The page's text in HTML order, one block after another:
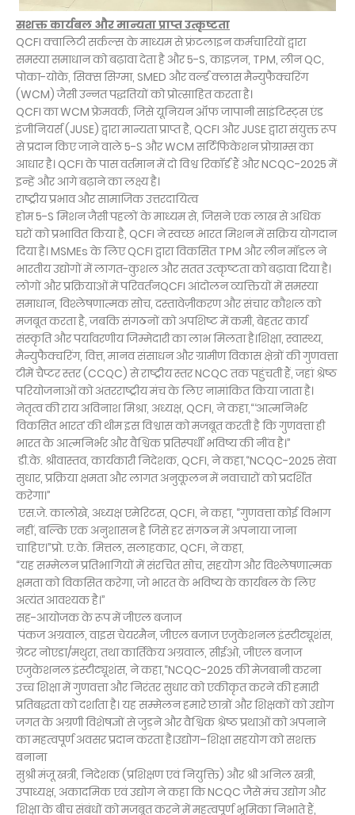
सशक्त कार्यबल और मान्यता प्राप्त उत्कृष्टता
QCFI क्वालिटी सर्कल्स के माध्यम से फ्रंटलाइन कर्मचारियों द्वारा
समस्या समाधान को बढ़ावा देता है और 5-S, काइज़न, TPM, लीन QC,
पोका-योके, सिक्स सिग्मा, SMED और वर्ल्ड क्लास मैन्युफैक्चरिंग
(WCM) जैसी उन्नत पद्धतियों को प्रोत्साहित करता है।
QCFI का WCM फ्रेमवर्क, जिसे यूनियन ऑफ जापानी साइंटिस्ट्स एंड
इंजीनियर्स (JUSE) द्वारा मान्यता प्राप्त है, QCFI और JUSE द्वारा संयुक्त रूप
से प्रदान किए जाने वाले 5-S और WCM सर्टिफिकेशन प्रोग्राम्स का
आधार है। QCFI के पास वर्तमान में दो विश्व रिकॉर्ड हैं और NCQC-2025 में
इन्हें और आगे बढ़ाने का लक्ष्य है।
राष्ट्रीय प्रभाव और सामाजिक उत्तरदायित्व
होम 5-S मिशन जैसी पहलों के माध्यम से, जिसने एक लाख से अधिक
घरों को प्रभावित किया है, QCFI ने स्वच्छ भारत मिशन में सक्रिय योगदान
दिया है। MSMEs के लिए QCFI द्वारा विकसित TPM और लीन मॉडल ने
भारतीय उद्योगों में लागत-कुशल और सतत उत्कृष्टता को बढ़ावा दिया है।
लोगों और प्रक्रियाओं में परिवर्तनQCFI आंदोलन व्यक्तियों में समस्या
समाधान, विश्लेषणात्मक सोच, दस्तावेज़ीकरण और संचार कौशल को
मजबूत करता है, जबकि संगठनों को अपशिष्ट में कमी, बेहतर कार्य
संस्कृति और पर्यावरणीय जिम्मेदारी का लाभ मिलता है।शिक्षा, स्वास्थ्य,
मैन्युफैक्चरिंग, वित्त, मानव संसाधन और ग्रामीण विकास क्षेत्रों की गुणवत्ता
टीमें चैप्टर स्तर (CCQC) से राष्ट्रीय स्तर NCQC तक पहुंचती हैं, जहां श्रेष्ठ
परियोजनाओं को अंतरराष्ट्रीय मंच के लिए नामांकित किया जाता है।
नेतृत्व की राय अविनाश मिश्रा, अध्यक्ष, QCFI, ने कहा,“‘आत्मनिर्भर
विकसित भारत’ की थीम इस विश्वास को मजबूत करती है कि गुणवत्ता ही
भारत के आत्मनिर्भर और वैश्विक प्रतिस्पर्धी भविष्य की नींव है।”
डी.के. श्रीवास्तव, कार्यकारी निदेशक, QCFI, ने कहा,“NCQC-2025 सेवा
सुधार, प्रक्रिया क्षमता और लागत अनुकूलन में नवाचारों को प्रदर्शित
करेगा।”
एस.जे. कालोखे, अध्यक्ष एमेरिटस, QCFI, ने कहा, “गुणवत्ता कोई विभाग
नहीं, बल्कि एक अनुशासन है जिसे हर संगठन में अपनाया जाना
चाहिए।”प्रो. ए.के. मित्तल, सलाहकार, QCFI, ने कहा,
“यह सम्मेलन प्रतिभागियों में संरचित सोच, सहयोग और विश्लेषणात्मक
क्षमता को विकसित करेगा, जो भारत के भविष्य के कार्यबल के लिए
अत्यंत आवश्यक है।”
सह-आयोजक के रूप में जीएल बजाज
पंकज अग्रवाल, वाइस चेयरमैन, जीएल बजाज एजुकेशनल इंस्टीट्यूशंस,
ग्रेटर नोएडा/मथुरा, तथा कार्तिकेय अग्रवाल, सीईओ, जीएल बजाज
एजुकेशनल इंस्टीट्यूशंस, ने कहा,“NCQC-2025 की मेजबानी करना
उच्च शिक्षा में गुणवत्ता और निरंतर सुधार को एकीकृत करने की हमारी
प्रतिबद्धता को दर्शाता है। यह सम्मेलन हमारे छात्रों और शिक्षकों को उद्योग
जगत के अग्रणी विशेषज्ञों से जुड़ने और वैश्विक श्रेष्ठ प्रथाओं को अपनाने
का महत्वपूर्ण अवसर प्रदान करता है।उद्योग–शिक्षा सहयोग को सशक्त
बनाना
सुश्री मंजू खत्री, निदेशक (प्रशिक्षण एवं नियुक्ति) और श्री अनिल खत्री,
उपाध्यक्ष, अकादमिक एवं उद्योग ने कहा कि NCQC जैसे मंच उद्योग और
शिक्षा के बीच संबंधों को मजबूत करने में महत्वपूर्ण भूमिका निभाते हैं,